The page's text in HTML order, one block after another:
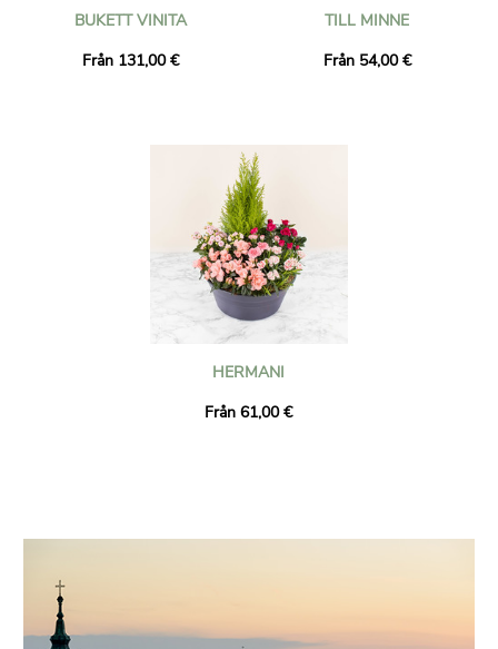
BUKETT VINITA
Från 131,00 €
TILL MINNE
Från 54,00 €
HERMANI
Från 61,00 €